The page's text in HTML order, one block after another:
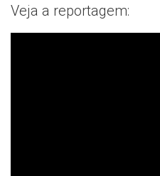
Veja a reportagem: